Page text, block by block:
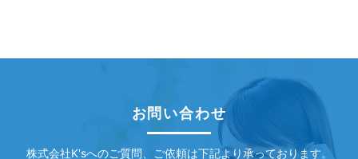
お問い合わせ
株式会社K'sへのご質問、ご依頼は下記より承っております。